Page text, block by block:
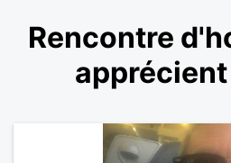
Rencontre